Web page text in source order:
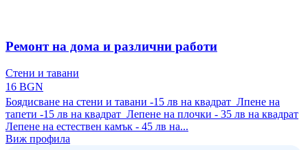
Ремонт на дома и различни работи
Стени и тавани
16 BGN
Боядисване на стени и тавани -15 лв на квадрат Лпене на
тапети -15 лв на квадрат Лепене на плочки - 35 лв на квадрат
Лепене на естествен камък - 45 лв на...
Виж профила